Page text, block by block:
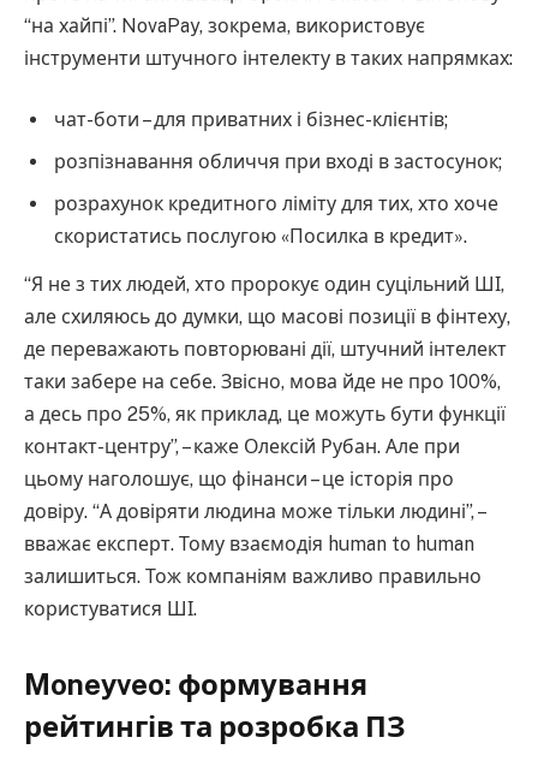
“на хайпі”. NovaPay, зокрема, використовує
інструменти штучного інтелекту в таких напрямках:
чат-боти – для приватних і бізнес-клієнтів;
розпізнавання обличчя при вході в застосунок;
розрахунок кредитного ліміту для тих, хто хоче
скористатись послугою «Посилка в кредит».
“Я не з тих людей, хто пророкує один суцільний ШІ,
але схиляюсь до думки, що масові позиції в фінтеху,
де переважають повторювані дії, штучний інтелект
таки забере на себе. Звісно, мова йде не про 100%,
а десь про 25%, як приклад, це можуть бути функції
контакт-центру”, – каже Олексій Рубан. Але при
цьому наголошує, що фінанси – це історія про
довіру. “А довіряти людина може тільки людині”, –
вважає експерт. Тому взаємодія human to human
залишиться. Тож компаніям важливо правильно
користуватися ШІ.
Moneyveo: формування
рейтингів та розробка ПЗ